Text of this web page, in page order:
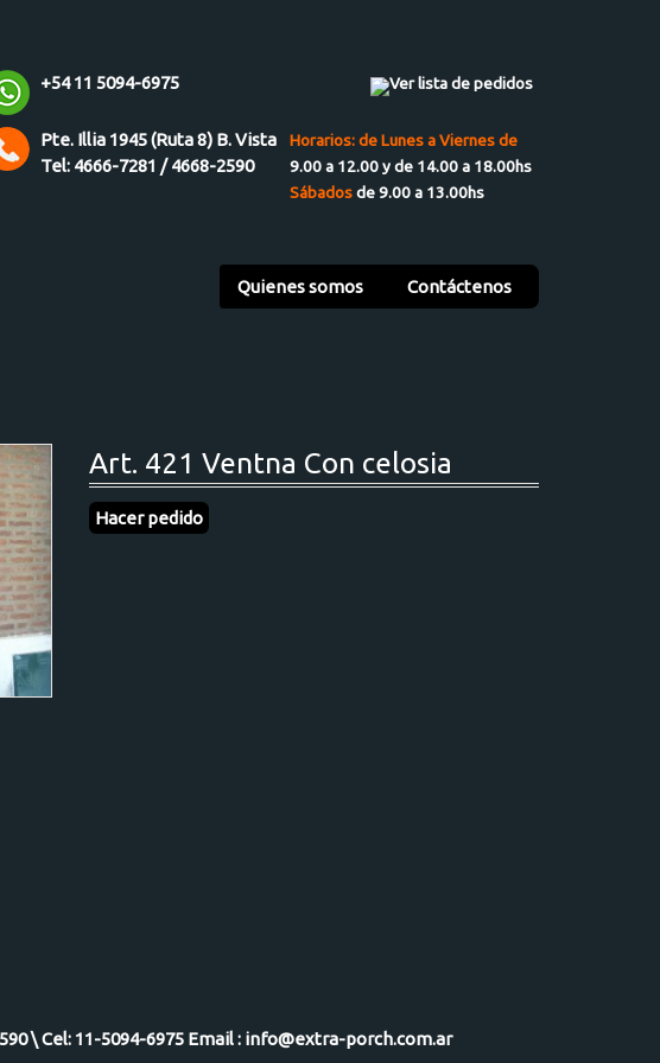
+54 11 5094-6975 Ver lista de pedidos
Pte. Illia 1945 (Ruta 8) B. Vista
Tel: 4666-7281 / 4668-2590
Horarios: de Lunes a Viernes de
9.00 a 12.00 y de 14.00 a 18.00hs
Sábadosde 9.00 a 13.00hs
Quienes somos Contáctenos
Art. 421 Ventna Con celosia
Hacer pedido
\ Cel: 11-5094-6975 Email : info@extra-porch.com.ar